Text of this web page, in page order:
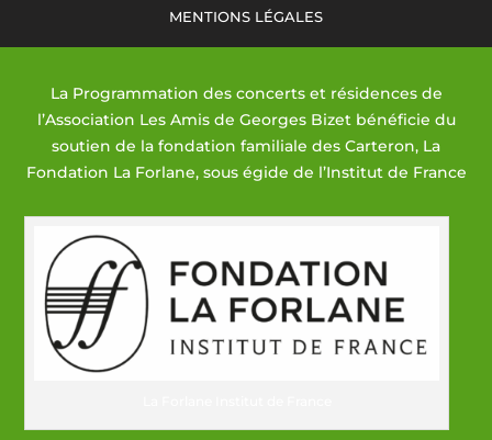
MENTIONS LÉGALES
La Programmation des concerts et résidences de
l’Association Les Amis de Georges Bizet bénéficie du
soutien de la fondation familiale des Carteron, La
Fondation La Forlane, sous égide de l’Institut de France